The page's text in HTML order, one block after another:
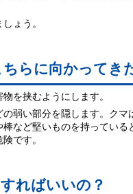
ょう。
らに向かってき
を挟むようにします。
弱い部分を隠します。クマ
など堅いものを持っている
です。
ればいいの？